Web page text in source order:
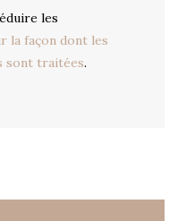
les
la façon dont les
sont traitées.